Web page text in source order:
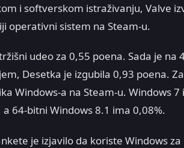
i softverskom istraživanju, Valve
operativni sistem na Steam-u.
udeo za 0,55 poena. Sada je na
Desetka je izgubila 0,93 poena.
Windows-a na Steam-u. Windows 7
64-bitni Windows 8.1 ima 0,08%.
je izjavilo da koriste Windows